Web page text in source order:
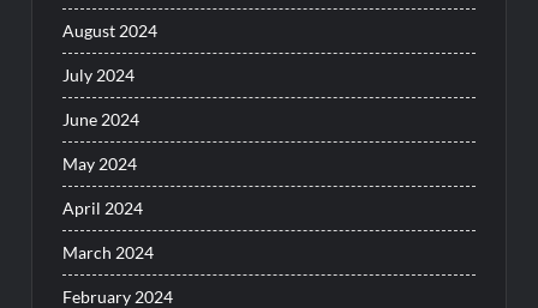
August 2024
July 2024
June 2024
May 2024
April 2024
March 2024
February 2024